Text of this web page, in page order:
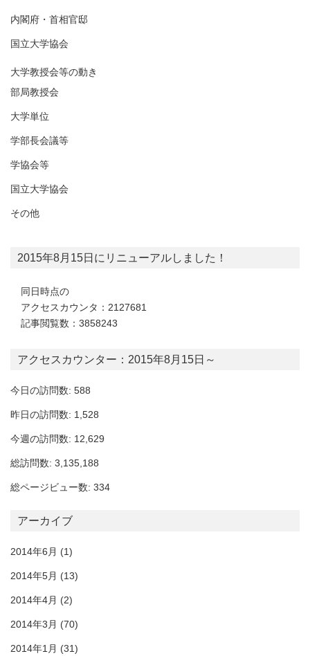
内閣府・首相官邸
国立大学協会
大学教授会等の動き
部局教授会
大学単位
学部長会議等
学協会等
国立大学協会
その他
2015年8月15日にリニューアルしました！
同日時点の
アクセスカウンタ：2127681
記事閲覧数：3858243
アクセスカウンター：2015年8月15日～
今日の訪問数: 588
昨日の訪問数: 1,528
今週の訪問数: 12,629
総訪問数: 3,135,188
総ページビュー数: 334
アーカイブ
2014年6月 (1)
2014年5月 (13)
2014年4月 (2)
2014年3月 (70)
2014年1月 (31)